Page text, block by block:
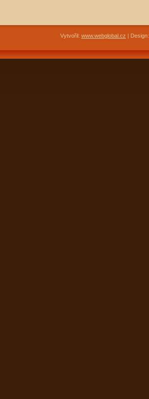
Vytvořil: www.webglobal.cz | Design: